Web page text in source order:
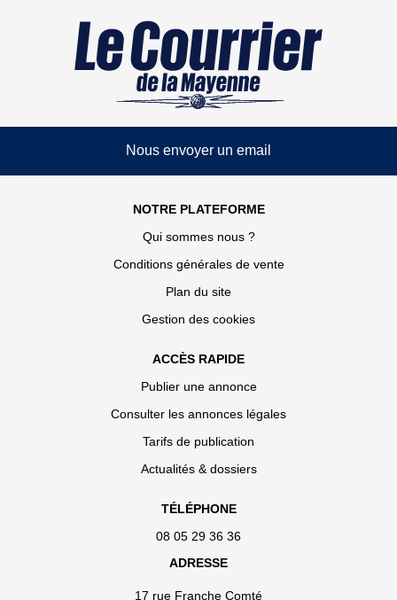
Nous envoyer un email
NOTRE PLATEFORME
Qui sommes nous ?
Conditions générales de vente
Plan du site
Gestion des cookies
ACCÈS RAPIDE
Publier une annonce
Consulter les annonces légales
Tarifs de publication
Actualités & dossiers
TÉLÉPHONE
08 05 29 36 36
ADRESSE
17 rue Franche Comté